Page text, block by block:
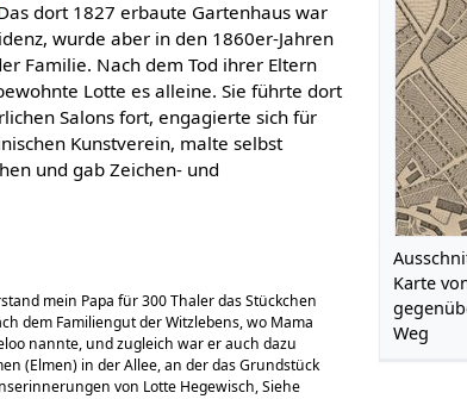
Karte
Weg
dort 1827 erbaute Gartenhaus war
wurde aber in den 1860er-Jahren
Familie. Nach dem Tod ihrer Eltern
Lotte es alleine. Sie führte dort
Salons fort, engagierte sich für
Kunstverein, malte selbst
und gab Zeichen- und
mein Papa für 300 Thaler das Stückchen
dem Familiengut der Witzlebens, wo Mama
nannte, und zugleich war er auch dazu
(Elmen) in der Allee, an der das Grundstück
von Lotte Hegewisch, Siehe